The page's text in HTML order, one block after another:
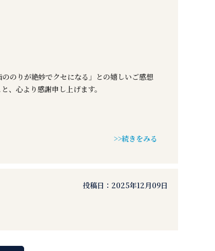
のりが絶妙でクセになる」との嬉しいご感想
、心より感謝申し上げます。
>>続きをみる
投稿日： 2025年12月09日